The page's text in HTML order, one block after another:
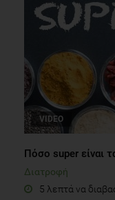
VIDEO
Πόσο super είναι
Διατροφή
5 λεπτά να